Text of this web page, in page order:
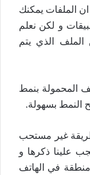
الملفات يمكنك
و لكن نعلم
الذي يتم
المحمولة بنمط
النمط بسهولة.
غير مستحب
علينا ذكرها و
في الهاتف